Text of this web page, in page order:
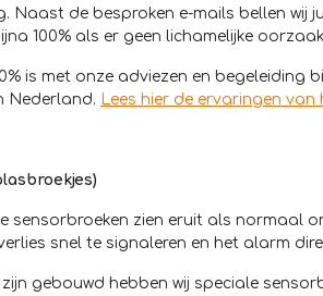
Naast de besproken e-mails bellen
100% als er geen lichamelijke
is met onze adviezen en begeleiding
Nederland. Lees hier de ervaringen
sensorbroeken zien eruit als normaal
snel te signaleren en het alarm
gebouwd hebben wij speciale